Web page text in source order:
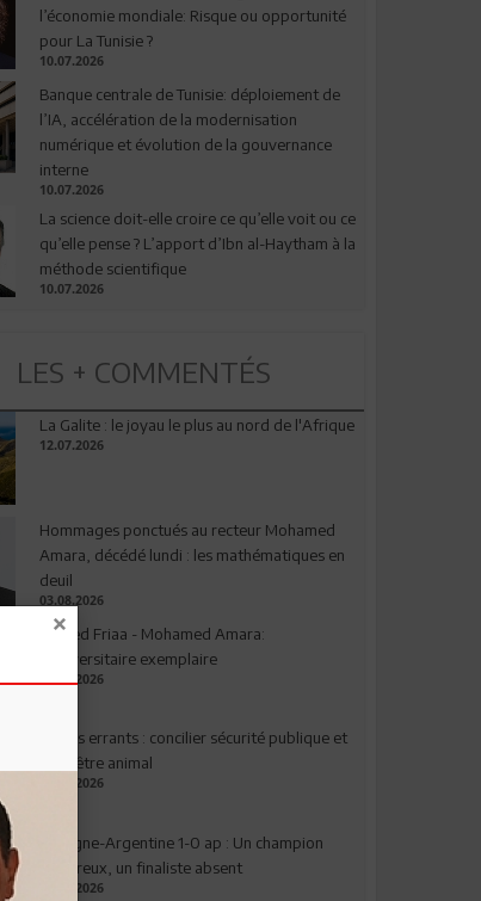
l’économie mondiale: Risque ou opportunité
pour La Tunisie ?
10.07.2026
Banque centrale de Tunisie: déploiement de
l’IA, accélération de la modernisation
numérique et évolution de la gouvernance
interne
10.07.2026
La science doit-elle croire ce qu’elle voit ou ce
qu’elle pense ? L’apport d’Ibn al-Haytham à la
méthode scientifique
10.07.2026
LES + COMMENTÉS
La Galite : le joyau le plus au nord de l'Afrique
12.07.2026
Hommages ponctués au recteur Mohamed
Amara, décédé lundi : les mathématiques en
deuil
03.08.2026
Ahmed Friaa - Mohamed Amara:
l’Universitaire exemplaire
04.08.2026
Chiens errants : concilier sécurité publique et
bien-être animal
17.07.2026
Espagne-Argentine 1-0 ap : Un champion
valeureux, un finaliste absent
19.07.2026